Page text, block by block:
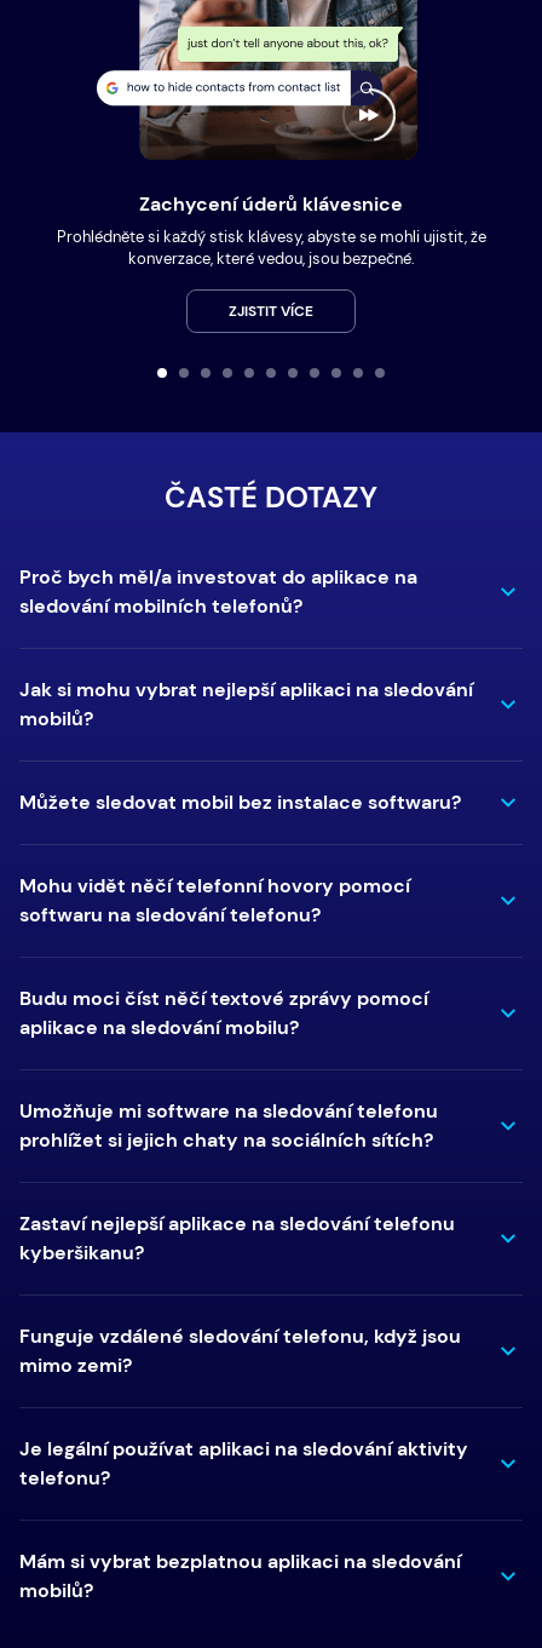
Zachycení úderů klávesnice
Prohlédněte si každý stisk klávesy, abyste se mohli ujistit, že
konverzace, které vedou, jsou bezpečné.
ZJISTIT VÍCE
ČASTÉ DOTAZY
Proč bych měl/a investovat do aplikace na
sledování mobilních telefonů?
Jak si mohu vybrat nejlepší aplikaci na sledování
mobilů?
Můžete sledovat mobil bez instalace softwaru?
Mohu vidět něčí telefonní hovory pomocí
softwaru na sledování telefonu?
Budu moci číst něčí textové zprávy pomocí
aplikace na sledování mobilu?
Umožňuje mi software na sledování telefonu
prohlížet si jejich chaty na sociálních sítích?
Zastaví nejlepší aplikace na sledování telefonu
kyberšikanu?
Funguje vzdálené sledování telefonu, když jsou
mimo zemi?
Je legální používat aplikaci na sledování aktivity
telefonu?
Mám si vybrat bezplatnou aplikaci na sledování
mobilů?